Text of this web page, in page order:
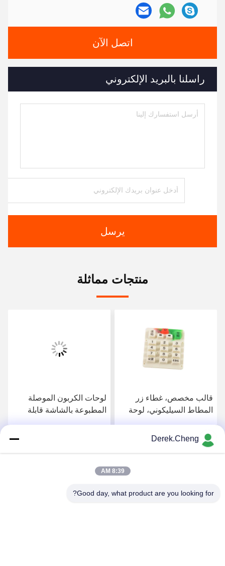
اتصل الآن
راسلنا بالبريد الإلكتروني
يرسل
منتجات مماثلة
قالب مخصص، غطاء زر
المطاط السيليكوني، لوحة
الموصل، مقاوم للماء
لوحات الكربون الموصلة
المطبوعة بالشاشة قابلة
Derek.Cheng
8:39 AM
Good day, what product are you looking for?